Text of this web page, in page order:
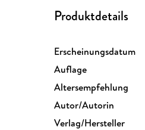
Produktdetails
Erscheinungsdatum
Auflage
Altersempfehlung
Autor/Autorin
Verlag/Hersteller